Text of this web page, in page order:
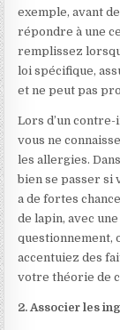
exemple, avant
répondre à une
remplissez
loi spécifique,
et ne peut pas
Lors d’un
vous ne
les allergies.
bien se passer si
a de fortes
de lapin, avec
questionnement,
accentuiez des
votre théorie de
2. Associer les